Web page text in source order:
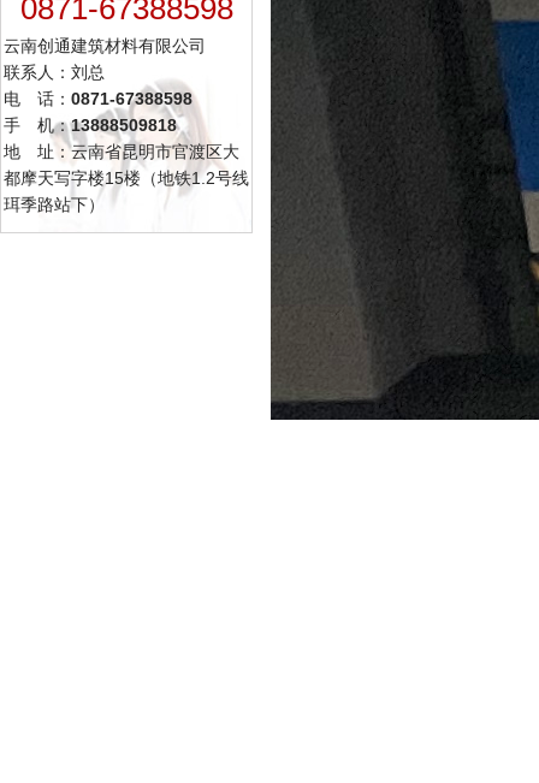
0871-67388598
云南创通建筑材料有限公司
联系人：刘总
电 话： 0871-67388598
手 机：13888509818
地 址：云南省昆明市官渡区大
都摩天写字楼15楼（地铁1.2号线
珥季路站下）